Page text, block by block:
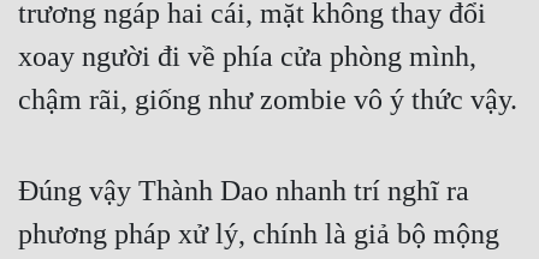
trương ngáp hai cái, mặt không thay đổi
xoay người đi về phía cửa phòng mình,
chậm rãi, giống như zombie vô ý thức vậy.
Đúng vậy Thành Dao nhanh trí nghĩ ra
phương pháp xử lý, chính là giả bộ mộng